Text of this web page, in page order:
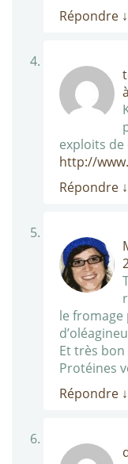
Répondre ↓
exploits
http://
Répondre ↓
le fromage
Et très
Protéines
Répondre ↓